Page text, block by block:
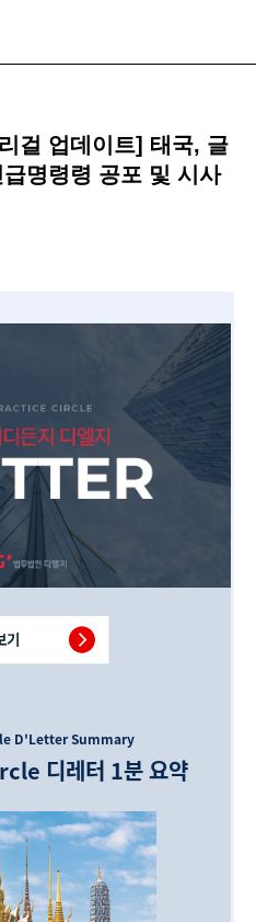
걸 업데이트] 태국, 글
명령령 공포 및 시사
D'Letter Summary
디레터 1분 요약